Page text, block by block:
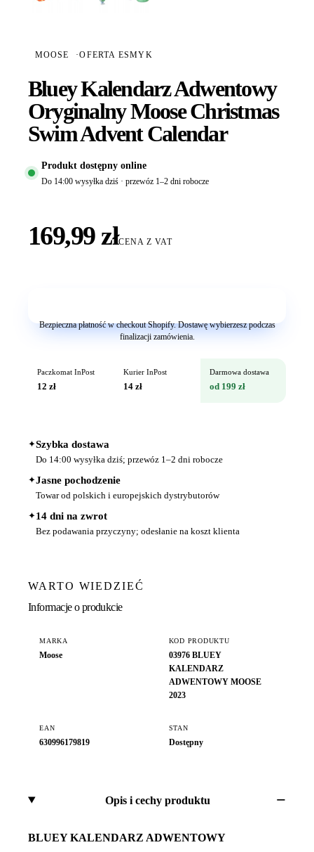
MOOSE ·OFERTA ESMYK
Bluey Kalendarz Adwentowy
Oryginalny Moose Christmas
Swim Advent Calendar
Produkt dostępny online
Do 14:00 wysyłka dziś · przewóz 1–2 dni robocze
169,99 złCENA Z VAT
Bezpieczna płatność w checkout Shopify. Dostawę wybierzesz podczas
finalizacji zamówienia.
Paczkomat InPost
12 zł
Kurier InPost
14 zł
Darmowa dostawa
od 199 zł
✦Szybka dostawa
Do 14:00 wysyłka dziś; przewóz 1–2 dni robocze
✦Jasne pochodzenie
Towar od polskich i europejskich dystrybutorów
✦14 dni na zwrot
Bez podawania przyczyny; odesłanie na koszt klienta
WARTO WIEDZIEĆ
Informacje o produkcie
MARKA
Moose
KOD PRODUKTU
03976 BLUEY
KALENDARZ
ADWENTOWY MOOSE
2023
EAN
630996179819
STAN
Dostępny
Opis i cechy produktu
BLUEY KALENDARZ ADWENTOWY